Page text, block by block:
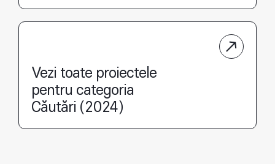
Vezi toate proiectele
pentru categoria
Căutări (2024)